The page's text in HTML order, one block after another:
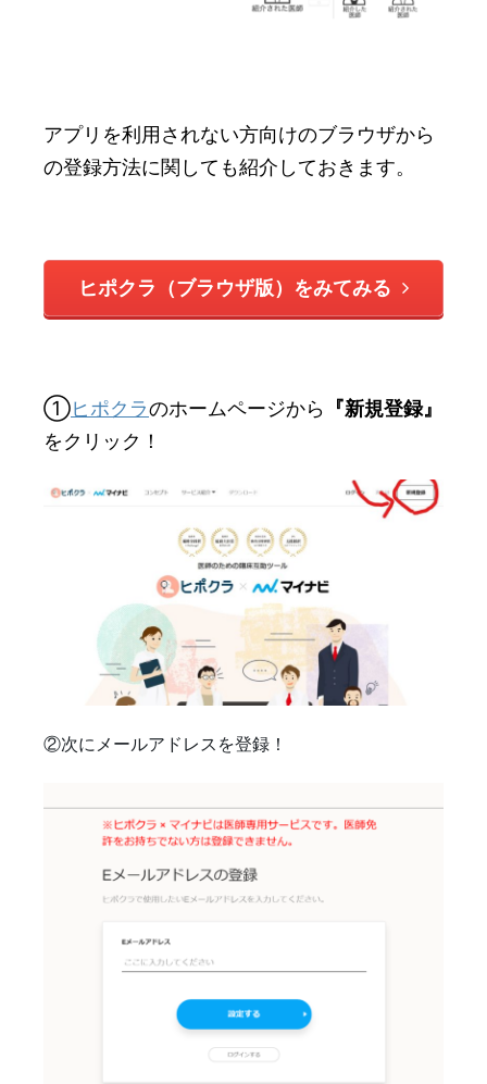
アプリを利用されない方向けのブラウザから
の登録方法に関しても紹介しておきます。
ヒポクラ（ブラウザ版）をみてみる
①ヒポクラのホームページから 『新規登録』
をクリック！
②次にメールアドレスを登録！